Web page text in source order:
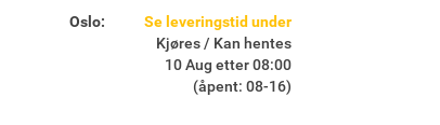
Oslo:
Se leveringstid under
Kjøres / Kan hentes
10 Aug etter 08:00
(åpent: 08-16)